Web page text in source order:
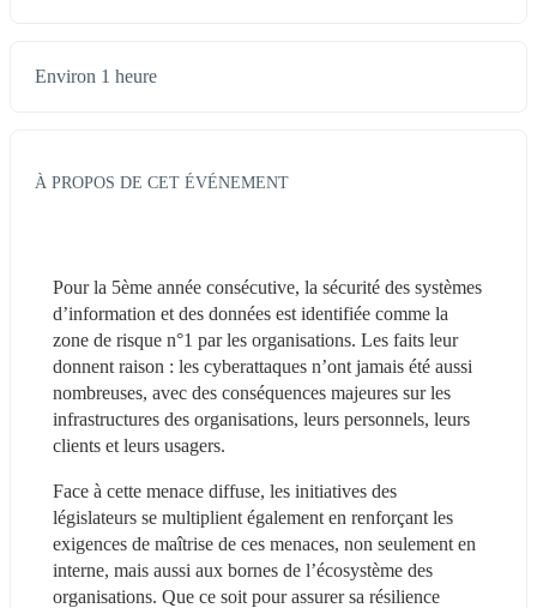
Environ 1 heure
À PROPOS DE CET ÉVÉNEMENT
Pour la 5ème année consécutive, la sécurité des systèmes
d’information et des données est identifiée comme la
zone de risque n°1 par les organisations. Les faits leur
donnent raison : les cyberattaques n’ont jamais été aussi
nombreuses, avec des conséquences majeures sur les
infrastructures des organisations, leurs personnels, leurs
clients et leurs usagers.
Face à cette menace diffuse, les initiatives des
législateurs se multiplient également en renforçant les
exigences de maîtrise de ces menaces, non seulement en
interne, mais aussi aux bornes de l’écosystème des
organisations. Que ce soit pour assurer sa résilience